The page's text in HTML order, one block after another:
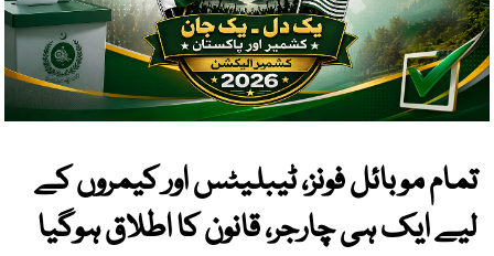
تمام موبائل فونز، ٹیبلیٹس اور کیمروں کے
لیے ایک ہی چارجر، قانون کا اطلاق ہوگیا